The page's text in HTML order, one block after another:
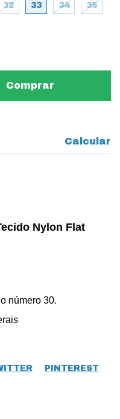
32 33 34 35
Calcular
Nylon Flat
número 30.
PINTEREST